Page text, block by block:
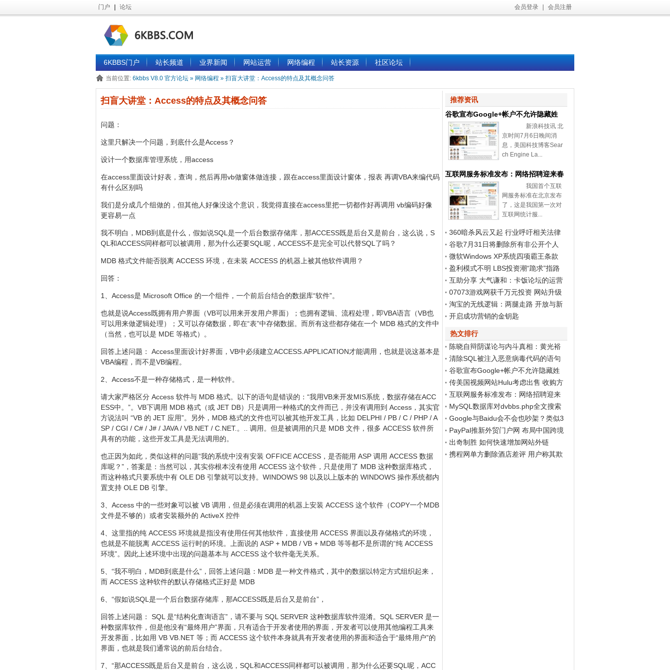
门户 论坛 会员登录 会员注册
6KBBS门户 站长频道 业界新闻 网站运营 网络编程 站长资源 社区论坛
当前位置: 6kbbs V8.0 官方论坛 » 网络编程 » 扫盲大讲堂：Access的特点及其概念问答
扫盲大讲堂：Access的特点及其概念问答
问题：
这里只解决一个问题，到底什么是Access？
设计一个数据库管理系统，用access
在access里面设计好表，查询，然后再用vb做窗体做连接，跟在access里面设计窗体，报表 再调VBA来编代码
有什么区别吗
我们是分成几个组做的，但其他人好像没这个意识，我觉得直接在access里把一切都作好再调用 vb编码好像
更容易一点
我不明白，MDB到底是什么，假如说SQL是一个后台数据存储库，那ACCESS既是后台又是前台，这么说，S
QL和ACCESS同样都可以被调用，那为什么还要SQL呢，ACCESS不是完全可以代替SQL了吗？
MDB 格式文件能否脱离 ACCESS 环境，在未装 ACCESS 的机器上被其他软件调用？
回答：
1、Access是 Microsoft Office 的一个组件，一个前后台结合的数据库“软件”。
也就是说Access既拥有用户界面（VB可以用来开发用户界面）；也拥有逻辑、流程处理，即VBA语言（VB也
可以用来做逻辑处理）；又可以存储数据，即在“表”中存储数据。而所有这些都存储在一个 MDB 格式的文件中
（当然，也可以是 MDE 等格式）。
回答上述问题： Access里面设计好界面，VB中必须建立ACCESS.APPLICATION才能调用，也就是说这基本是
VBA编程，而不是VB编程。
2、Access不是一种存储格式，是一种软件。
请大家严格区分 Access 软件与 MDB 格式。以下的语句是错误的：“我用VB来开发MIS系统，数据存储在ACC
ESS中。”。VB下调用 MDB 格式（或 JET DB）只是调用一种格式的文件而已，并没有调用到 Access，其实官
方说法叫 “VB 的 JET 应用”。另外，MDB 格式的文件也可以被其他开发工具，比如 DELPHI / PB / C / PHP / A
SP / CGI / C# / J# / JAVA / VB.NET / C.NET.。.. 调用。但是被调用的只是 MDB 文件，很多 ACCESS 软件所
具有的功能，这些开发工具是无法调用的。
也正因为如此，类似这样的问题“我的系统中没有安装 OFFICE ACCESS，是否能用 ASP 调用 ACCESS 数据
库呢？”，答案是：当然可以，其实你根本没有使用 ACCESS 这个软件，只是使用了 MDB 这种数据库格式，
而这种格式只要系统中有 OLE DB 引擎就可以支持。WINDOWS 98 以及以上版本的 WINDOWS 操作系统都内
置支持 OLE DB 引擎。
3、Access 中的一些对象可以被 VB 调用，但是必须在调用的机器上安装 ACCESS 这个软件（COPY一个MDB
文件是不够的）或者安装额外的 ActiveX 控件
4、这里指的纯 ACCESS 环境就是指没有使用任何其他软件，直接使用 ACCESS 界面以及存储格式的环境，
也就是不能脱离 ACCESS 运行时的环境。上面说的 ASP + MDB / VB + MDB 等等都不是所谓的“纯 ACCESS
环境”。因此上述环境中出现的问题基本与 ACCESS 这个软件毫无关系。
5、“我不明白，MDB到底是什么”，回答上述问题：MDB 是一种文件格式，其中的数据以特定方式组织起来，
而 ACCESS 这种软件的默认存储格式正好是 MDB
6、“假如说SQL是一个后台数据存储库，那ACCESS既是后台又是前台”，
回答上述问题： SQL 是“结构化查询语言”，请不要与 SQL SERVER 这种数据库软件混淆。SQL SERVER 是一
种数据库软件，但是他没有“最终用户”界面，只有适合于开发者使用的界面，开发者可以使用其他编程工具来
开发界面，比如用 VB VB.NET 等；而 ACCESS 这个软件本身就具有开发者使用的界面和适合于“最终用户”的
界面，也就是我们通常说的前后台结合。
7、“那ACCESS既是后台又是前台，这么说，SQL和ACCESS同样都可以被调用，那为什么还要SQL呢，ACC
推荐资讯
谷歌宣布Google+帐户不允许隐藏姓
名和性别
新浪科技讯 北
京时间7月6日晚间消
息，美国科技博客Sear
ch Engine La...
互联网服务标准发布：网络招聘迎来春
天
我国首个互联
网服务标准在北京发布
了，这是我国第一次对
互联网统计服...
360暗杀风云又起 行业呼吁相关法律
尽快出台
谷歌7月31日将删除所有非公开个人
资料页面
微软Windows XP系统四项霸王条款
被判无效
盈利模式不明 LBS投资潮“跪求”指路
标互助分享 大气谦和：卡饭论坛的运营
之道
07073游戏网获千万元投资 网站升级
Discuz! X2再度发力
淘宝的无线逻辑：两腿走路 开放与新
商业生态
开启成功营销的金钥匙
热文排行
陈晓自辩阴谋论与内斗真相：黄光裕
智商高
清除SQL被注入恶意病毒代码的语句
谷歌宣布Google+帐户不允许隐藏姓
名和性别
传美国视频网站Hulu考虑出售 收购方
非谷歌
互联网服务标准发布：网络招聘迎来
春天
MySQL数据库对dvbbs.php全文搜索
的完全分析
Google与Baidu会不会也吵架？类似3
60与腾讯...
PayPal推新外贸门户网 布局中国跨境
电子商务
出奇制胜 如何快速增加网站外链
携程网单方删除酒店差评 用户称其欺